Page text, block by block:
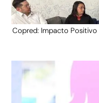
Copred: Impacto Positivo